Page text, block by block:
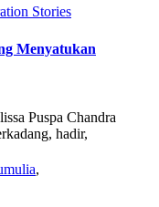
Stories
Menyatukan
Puspa Chandra
hadir,
,